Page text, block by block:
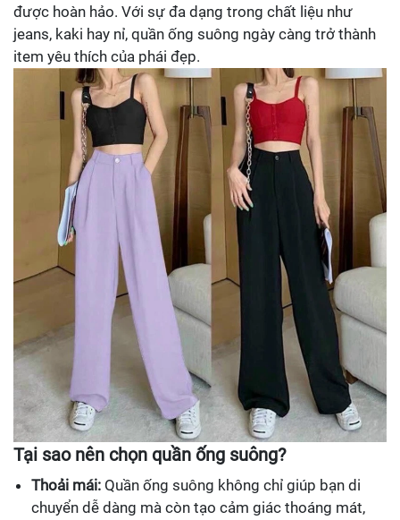
được hoàn hảo. Với sự đa dạng trong chất liệu như
jeans, kaki hay nỉ, quần ống suông ngày càng trở thành
item yêu thích của phái đẹp.
Tại sao nên chọn quần ống suông?
Thoải mái: Quần ống suông không chỉ giúp bạn di
chuyển dễ dàng mà còn tạo cảm giác thoáng mát,